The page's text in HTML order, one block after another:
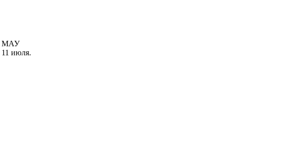
в МАУ
июля.